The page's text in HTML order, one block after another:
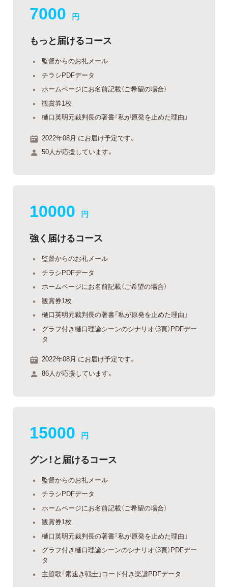
7000 円
もっと届けるコース
監督からのお礼メール
チラシPDFデータ
ホームページにお名前記載（ご希望の場合）
観賞券1枚
樋口英明元裁判長の著書「私が原発を止めた理由」
2022年08月 にお届け予定です。
50人が応援しています。
10000 円
強く届けるコース
監督からのお礼メール
チラシPDFデータ
ホームページにお名前記載（ご希望の場合）
観賞券1枚
樋口英明元裁判長の著書「私が原発を止めた理由」
グラフ付き樋口理論シーンのシナリオ（3頁）PDFデー
タ
2022年08月 にお届け予定です。
86人が応援しています。
15000 円
グン！と届けるコース
監督からのお礼メール
チラシPDFデータ
ホームページにお名前記載（ご希望の場合）
観賞券1枚
樋口英明元裁判長の著書「私が原発を止めた理由」
グラフ付き樋口理論シーンのシナリオ（3頁）PDFデー
タ
主題歌「素速き戦士」コード付き楽譜PDFデータ